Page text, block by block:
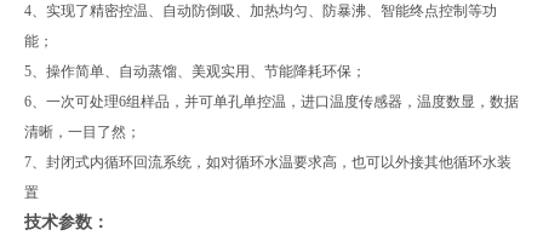
4、实现了精密控温、自动防倒吸、加热均匀、防暴沸、智能终点控制等功
能；
5、操作简单、自动蒸馏、美观实用、节能降耗环保；
6、一次可处理6组样品，并可单孔单控温，进口温度传感器，温度数显，数据
清晰，一目了然；
7、封闭式内循环回流系统，如对循环水温要求高，也可以外接其他循环水装
置
技术参数：